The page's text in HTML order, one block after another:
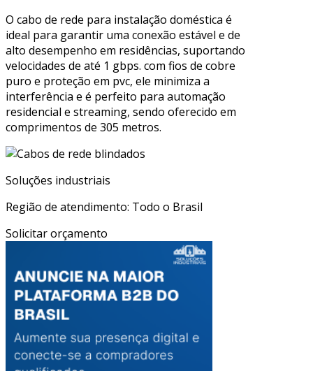
O cabo de rede para instalação doméstica é
ideal para garantir uma conexão estável e de
alto desempenho em residências, suportando
velocidades de até 1 gbps. com fios de cobre
puro e proteção em pvc, ele minimiza a
interferência e é perfeito para automação
residencial e streaming, sendo oferecido em
comprimentos de 305 metros.
Soluções industriais
Região de atendimento: Todo o Brasil
Solicitar orçamento